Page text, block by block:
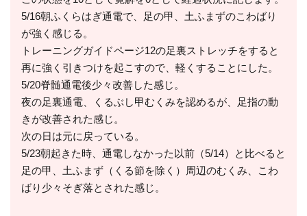
5/16朝ふくらはぎ通電で、足の甲、土ふまずのこわばり
が強く感じる。
トレーニングガイドページ12の足裏ストレッチをすると
再に強く引きつけを起こすので、軽くすることにした。
5/20脊髄通電後少々改善した感じ。
夜の足裏通電、くるぶし甲むくみを認めるが、足指の動
きが改善された感じ。
次の日は元に戻っている。
5/23朝起きた時、通電しなかった以前（5/14）と比べると
足の甲、土ふまず（くる節を除く）周辺のむくみ、こわ
ばり少々そぎ落とされた感じ。